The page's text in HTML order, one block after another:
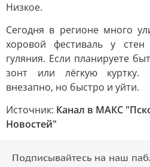
Низкое.
Сегодня в регионе много
хоровой фестиваль у
гуляния. Если планируете
зонт или лёгкую
внезапно, но быстро и уйти.
Источник: Канал в МАКС
Новостей"
Подписывайтесь на наш